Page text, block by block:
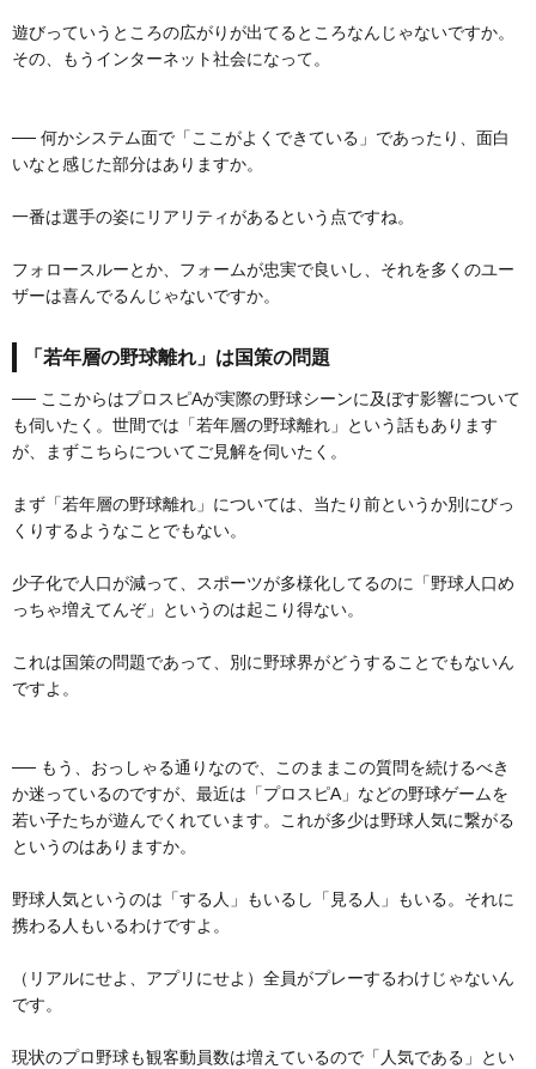
遊びっていうところの広がりが出てるところなんじゃないですか。
その、もうインターネット社会になって。
── 何かシステム面で「ここがよくできている」であったり、面白
いなと感じた部分はありますか。
一番は選手の姿にリアリティがあるという点ですね。
フォロースルーとか、フォームが忠実で良いし、それを多くのユー
ザーは喜んでるんじゃないですか。
「若年層の野球離れ」は国策の問題
── ここからはプロスピAが実際の野球シーンに及ぼす影響について
も伺いたく。世間では「若年層の野球離れ」という話もあります
が、まずこちらについてご見解を伺いたく。
まず「若年層の野球離れ」については、当たり前というか別にびっ
くりするようなことでもない。
少子化で人口が減って、スポーツが多様化してるのに「野球人口め
っちゃ増えてんぞ」というのは起こり得ない。
これは国策の問題であって、別に野球界がどうすることでもないん
ですよ。
── もう、おっしゃる通りなので、このままこの質問を続けるべき
か迷っているのですが、最近は「プロスピA」などの野球ゲームを
若い子たちが遊んでくれています。これが多少は野球人気に繋がる
というのはありますか。
野球人気というのは「する人」もいるし「見る人」もいる。それに
携わる人もいるわけですよ。
（リアルにせよ、アプリにせよ）全員がプレーするわけじゃないん
です。
現状のプロ野球も観客動員数は増えているので「人気である」とい